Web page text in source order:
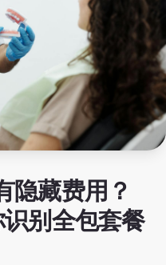
隐藏费用？
别全包套餐